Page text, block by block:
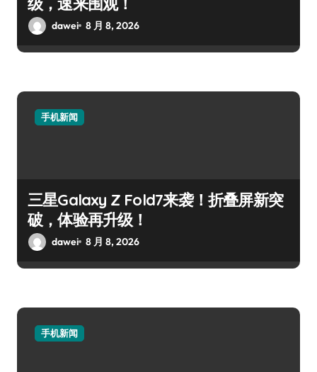
dawei 8 月 8, 2026
手机新闻
三星Galaxy Z Fold7来袭！折叠屏新突
破，体验再升级！
dawei 8 月 8, 2026
手机新闻